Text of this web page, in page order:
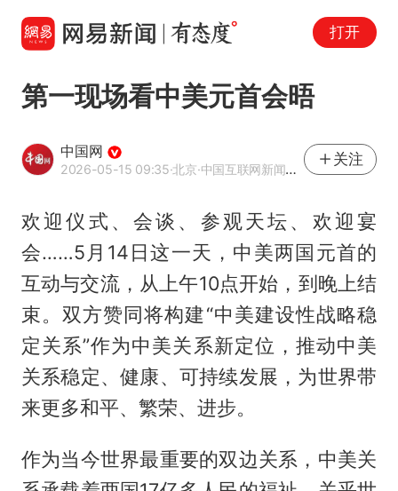
打开
第一现场看中美元首会晤
中国网
2026-05-15 09:35·北京·中国互联网新闻中心（中国网）官方网易号
关注
欢迎仪式、会谈、参观天坛、欢迎宴
会……5月14日这一天，中美两国元首的
互动与交流，从上午10点开始，到晚上结
束。双方赞同将构建“中美建设性战略稳
定关系”作为中美关系新定位，推动中美
关系稳定、健康、可持续发展，为世界带
来更多和平、繁荣、进步。
作为当今世界最重要的双边关系，中美关